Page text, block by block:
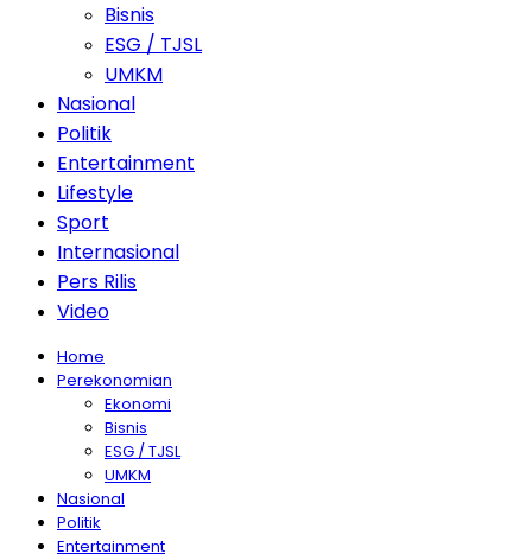
Bisnis
ESG / TJSL
UMKM
Nasional
Politik
Entertainment
Lifestyle
Sport
Internasional
Pers Rilis
Video
Home
Perekonomian
Ekonomi
Bisnis
ESG / TJSL
UMKM
Nasional
Politik
Entertainment